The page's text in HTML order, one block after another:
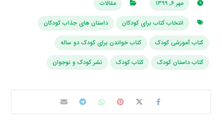
مهر ۶, ۱۳۹۹ مقالات
انتخاب کتاب برای کودکان داستان های جذاب کودکان
کتاب آموزشی کودک کتاب خواندن برای کودک دو ساله
کتاب داستان کودک کتاب کودک نشر کودک و نوجوان